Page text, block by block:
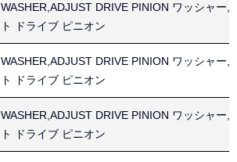
WASHER,ADJUST DRIVE PINION ワッシャー,
ト ドライブ ピニオン
WASHER,ADJUST DRIVE PINION ワッシャー,
ト ドライブ ピニオン
WASHER,ADJUST DRIVE PINION ワッシャー,
ト ドライブ ピニオン